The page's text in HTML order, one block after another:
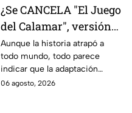
¿Se CANCELA "El Juego
del Calamar", versión
Estados Unidos? Esto
es lo que se sabe al
momento
Aunque la historia atrapó a
todo mundo, todo parece
indicar que la adaptación
podría ser cancelada:
06 agosto, 2026